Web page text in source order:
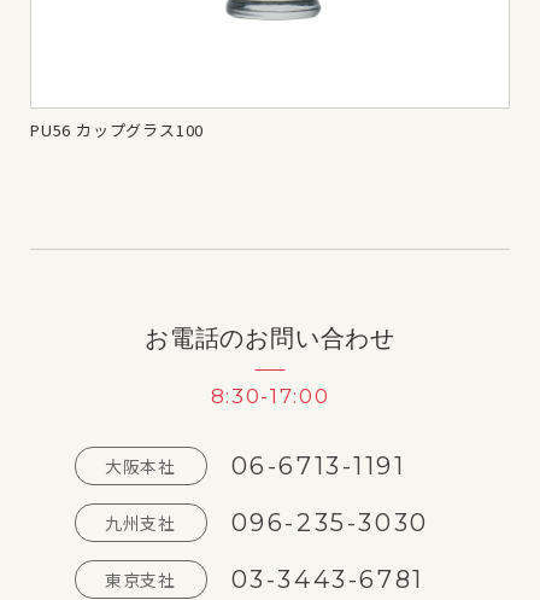
PU56 カップグラス100
お電話のお問い合わせ
8:30-17:00
大阪本社 06-6713-1191
九州支社 096-235-3030
東京支社 03-3443-6781